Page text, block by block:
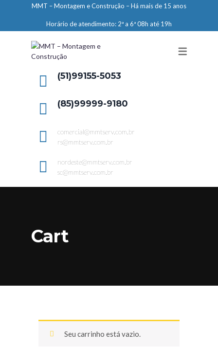
ENGENHARIA
LIMPEZA E CONSERVAÇÃO
MANUTENÇÃO PREDIAL
ELEVADORES – PREPARAÇÃO DE
MMT – Montagem e Construção – Há mais de 15 anos
Horário de atendimento: 2ª a 6ª 08h até 19h
(51)99155-5053
(85)99999-9180
comercial@mmtserv.com.br
rs@mmtserv.com.br
nordeste@mmtserv.com.br
sc@mmtserv.com.br
Cart
Seu carrinho está vazio.